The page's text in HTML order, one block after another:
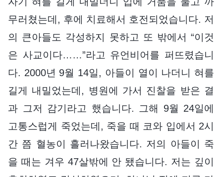
무러쳤는데, 후에 치료해서 호전되었습니다. 저
의 큰아들도 각성하지 못하고 또 밖에서 “이것
은 사교이다……”라고 유언비어를 퍼뜨렸습니
다. 2000년 9월 14일, 아들이 열이 나더니 혀를
길게 내밀었는데, 병원에 가서 진찰을 받은 결
과 그저 감기라고 했습니다. 그해 9월 24일에
고통스럽게 죽었는데, 죽을 때 코와 입에서 2시
간 쯤 혈농이 흘러나왔습니다. 저의 아들이 죽
을 때는 겨우 47살밖에 안 됐습니다. 저는 깊이